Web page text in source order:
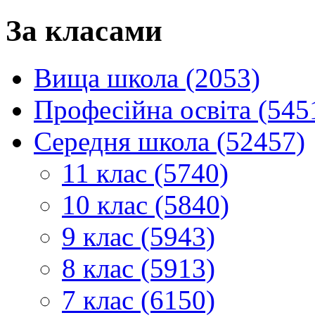
За класами
Вища школа (2053)
Професійна освіта
Середня школа (52457)
11 клас (5740)
10 клас (5840)
9 клас (5943)
8 клас (5913)
7 клас (6150)